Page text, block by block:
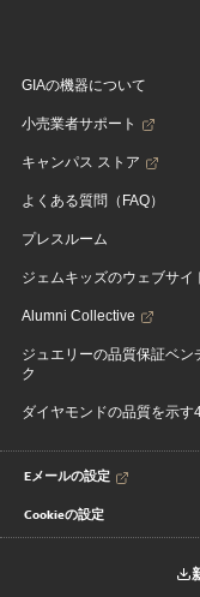
GIAの機器について
小売業者サポート
キャンパス ストア
よくある質問（FAQ）
プレスルーム
ジェムキッズのウェブサイ
Alumni Collective
ジュエリーの品質保証ベン
ク
ダイヤモンドの品質を示す
Eメールの設定
Cookieの設定